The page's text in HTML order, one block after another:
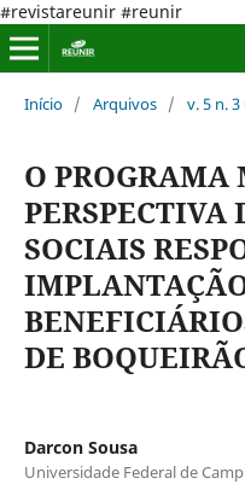
#revistareunir #reunir
Início / Arquivos / v. 5 n.
O PROGRAMA
PERSPECTIVA
SOCIAIS
DE
Darcon Sousa
Universidade Federal de